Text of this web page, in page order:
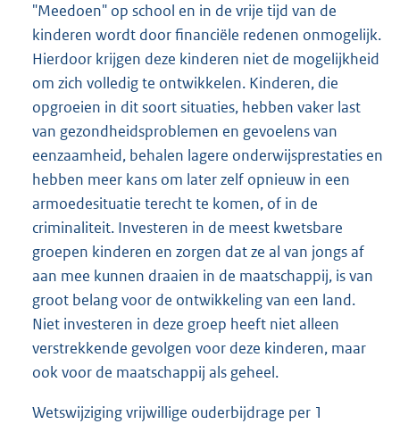
"Meedoen" op school en in de vrije tijd van de
kinderen wordt door financiële redenen onmogelijk.
Hierdoor krijgen deze kinderen niet de mogelijkheid
om zich volledig te ontwikkelen. Kinderen, die
opgroeien in dit soort situaties, hebben vaker last
van gezondheidsproblemen en gevoelens van
eenzaamheid, behalen lagere onderwijsprestaties en
hebben meer kans om later zelf opnieuw in een
armoedesituatie terecht te komen, of in de
criminaliteit. Investeren in de meest kwetsbare
groepen kinderen en zorgen dat ze al van jongs af
aan mee kunnen draaien in de maatschappij, is van
groot belang voor de ontwikkeling van een land.
Niet investeren in deze groep heeft niet alleen
verstrekkende gevolgen voor deze kinderen, maar
ook voor de maatschappij als geheel.
Wetswijziging vrijwillige ouderbijdrage per 1